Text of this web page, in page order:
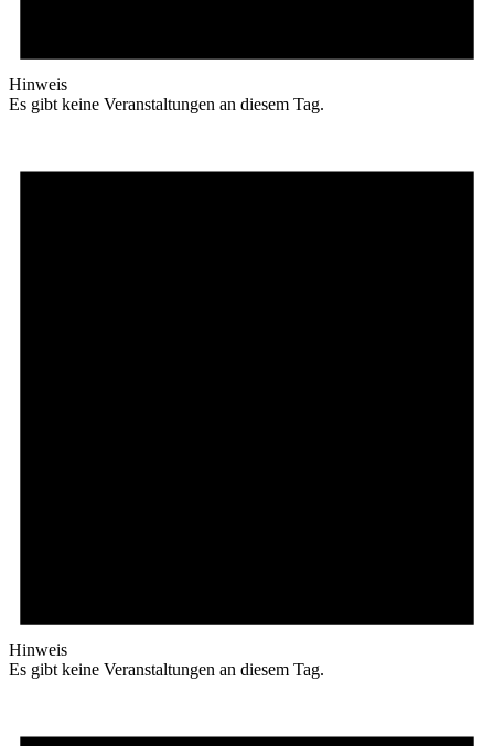
Hinweis
Es gibt keine Veranstaltungen an diesem Tag.
Hinweis
Es gibt keine Veranstaltungen an diesem Tag.